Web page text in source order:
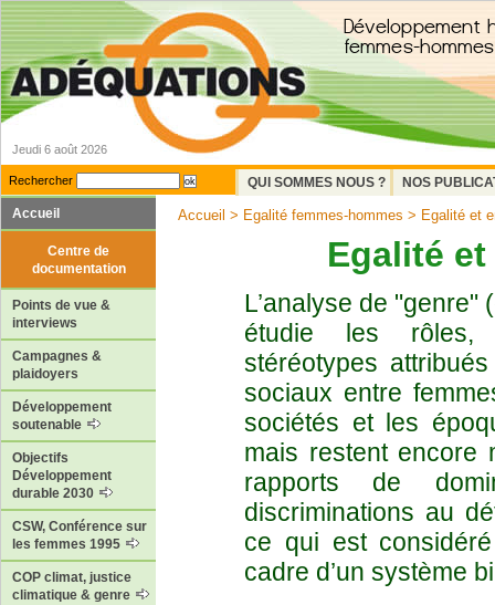
Jeudi 6 août 2026
Rechercher QUI SOMMES NOUS ?
NOS
Accueil
Centre de
documentation
Points de vue &
interviews
Campagnes &
plaidoyers
Développement
soutenable
Objectifs
Développement
durable 2030
CSW, Conférence sur
les femmes 1995
COP climat, justice
climatique & genre
Accueil > Egalité femmes-hommes > Egalité et
Egalité
L’analyse de
étudie les rôles,
stéréotypes
sociaux entre
sociétés et les
mais restent encore
rapports de
discriminations au
ce qui est
cadre d’un système